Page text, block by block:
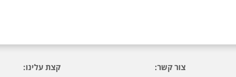
צור קשר: קצת עלינו: